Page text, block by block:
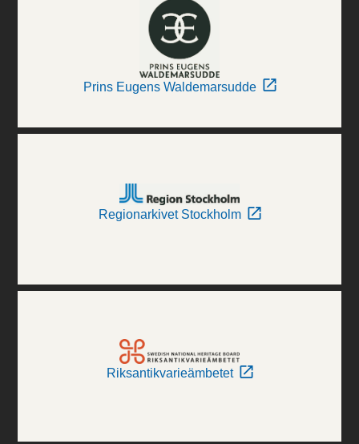
Prins Eugens Waldemarsudde
Regionarkivet Stockholm
Riksantikvarieämbetet